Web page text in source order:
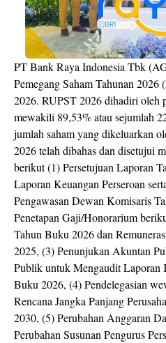
PT Bank Raya Indonesia Tbk
Pemegang Saham Tahunan
2026. RUPST 2026 dihadiri oleh
mewakili 89,53% atau sejumlah
jumlah saham yang dikeluarkan
2026 telah dibahas dan disetujui
berikut (1) Persetujuan Laporan
Laporan Keuangan Perseroan
Pengawasan Dewan Komisaris
Penetapan Gaji/Honorarium
Tahun Buku 2026 dan
2025, (3) Penunjukan Akuntan
Publik untuk Mengaudit Laporan
Buku 2026, (4) Pendelegasian
Rencana Jangka Panjang
2030, (5) Perubahan Anggaran
Perubahan Susunan Pengurus